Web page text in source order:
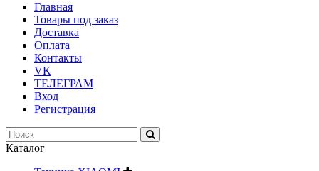
Главная
Товары под заказ
Доставка
Оплата
Контакты
VK
ТЕЛЕГРАМ
Вход
Регистрация
Каталог